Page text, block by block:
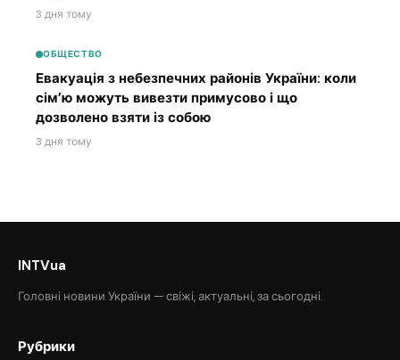
3 дня тому
ОБЩЕСТВО
Евакуація з небезпечних районів України: коли
сім’ю можуть вивезти примусово і що
дозволено взяти із собою
3 дня тому
INTVua
Головні новини України — свіжі, актуальні, за сьогодні.
Рубрики